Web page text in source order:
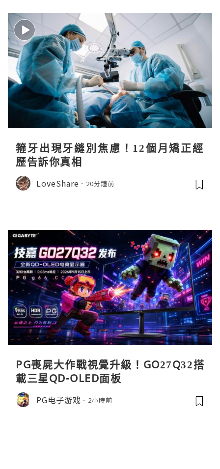
箍牙出現牙縫別焦慮！12個月矯正經
歷告訴你真相
LoveShare 20分鐘前
PG喪屍大作戰視覺升級！GO27Q32搭
載三星QD-OLED面板
PG电子游戏 2小時前